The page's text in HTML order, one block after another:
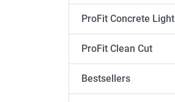
ProFit Concrete Light
ProFit Clean Cut
Bestsellers